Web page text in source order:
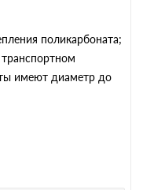
поликарбоната;
имеют диаметр до